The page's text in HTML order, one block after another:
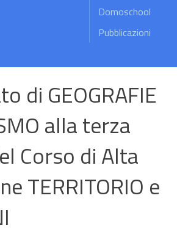
Domoschool
Pubblicazioni
di GEOGRAFIE
alla terza
Corso di Alta
TERRITORIO e